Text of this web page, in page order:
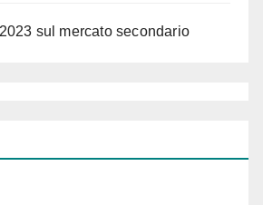
sul mercato secondario